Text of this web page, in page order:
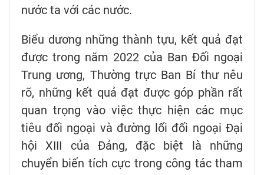
nước ta với các nước.
Biểu dương những thành tựu, kết quả đạt
được trong năm 2022 của Ban Đối ngoại
Trung ương, Thường trực Ban Bí thư nêu
rõ, những kết quả đạt được góp phần rất
quan trọng vào việc thực hiện các mục
tiêu đối ngoại và đường lối đối ngoại Đại
hội XIII của Đảng, đặc biệt là những
chuyển biến tích cực trong công tác tham